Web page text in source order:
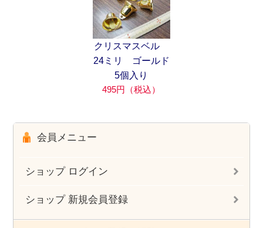
クリスマスベル
24ミリ ゴールド
5個入り
495円（税込）
会員メニュー
ショップ ログイン
ショップ 新規会員登録